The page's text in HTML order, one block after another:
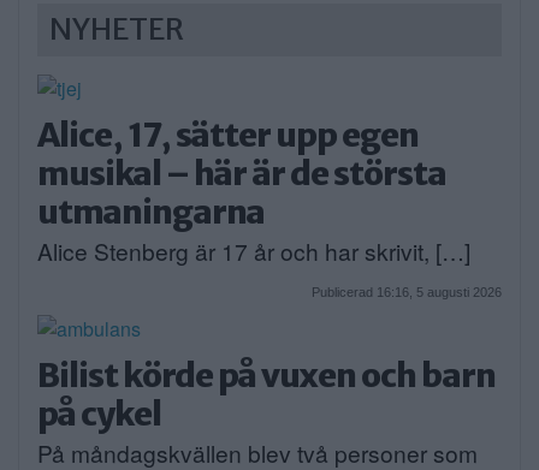
NYHETER
Alice, 17, sätter upp egen
musikal – här är de största
utmaningarna
Alice Stenberg är 17 år och har skrivit, […]
Publicerad 16:16, 5 augusti 2026
Bilist körde på vuxen och barn
på cykel
På måndagskvällen blev två personer som